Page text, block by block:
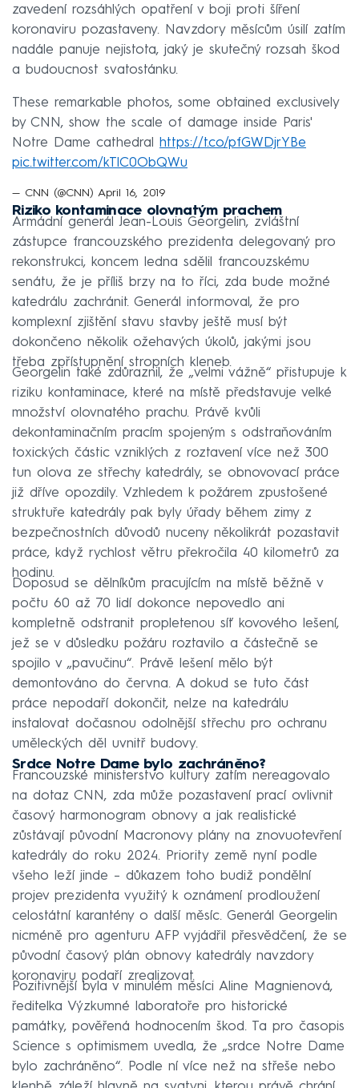
zavedení rozsáhlých opatření v boji proti šíření
koronaviru pozastaveny. Navzdory měsícům úsilí zatím
nadále panuje nejistota, jaký je skutečný rozsah škod
a budoucnost svatostánku.
These remarkable photos, some obtained exclusively
by CNN, show the scale of damage inside Paris'
Notre Dame cathedral
https://t.co/pfGWDjrYBe
pic.twitter.com/kTlC0ObQWu
— CNN (@CNN) April 16, 2019
Riziko kontaminace olovnatým prachem
Armádní generál Jean-Louis Georgelin, zvláštní
zástupce francouzského prezidenta delegovaný pro
rekonstrukci, koncem ledna sdělil francouzskému
senátu, že je příliš brzy na to říci, zda bude možné
katedrálu zachránit. Generál informoval, že pro
komplexní zjištění stavu stavby ještě musí být
dokončeno několik ožehavých úkolů, jakými jsou
třeba zpřístupnění stropních kleneb.
Georgelin také zdůraznil, že „velmi vážně“ přistupuje k
riziku kontaminace, které na místě představuje velké
množství olovnatého prachu. Právě kvůli
dekontaminačním pracím spojeným s odstraňováním
toxických částic vzniklých z roztavení více než 300
tun olova ze střechy katedrály, se obnovovací práce
již dříve opozdily. Vzhledem k požárem zpustošené
struktuře katedrály pak byly úřady během zimy z
bezpečnostních důvodů nuceny několikrát pozastavit
práce, když rychlost větru překročila 40 kilometrů za
hodinu.
Doposud se dělníkům pracujícím na místě běžně v
počtu 60 až 70 lidí dokonce nepovedlo ani
kompletně odstranit propletenou síť kovového lešení,
jež se v důsledku požáru roztavilo a částečně se
spojilo v „pavučinu“. Právě lešení mělo být
demontováno do června. A dokud se tuto část
práce nepodaří dokončit, nelze na katedrálu
instalovat dočasnou odolnější střechu pro ochranu
uměleckých děl uvnitř budovy.
Srdce Notre Dame bylo zachráněno?
Francouzské ministerstvo kultury zatím nereagovalo
na dotaz CNN, zda může pozastavení prací ovlivnit
časový harmonogram obnovy a jak realistické
zůstávají původní Macronovy plány na znovuotevření
katedrály do roku 2024. Priority země nyní podle
všeho leží jinde – důkazem toho budiž pondělní
projev prezidenta využitý k oznámení prodloužení
celostátní karantény o další měsíc. Generál Georgelin
nicméně pro agenturu AFP vyjádřil přesvědčení, že se
původní časový plán obnovy katedrály navzdory
koronaviru podaří zrealizovat.
Pozitivnější byla v minulém měsíci Aline Magnienová,
ředitelka Výzkumné laboratoře pro historické
památky, pověřená hodnocením škod. Ta pro časopis
Science s optimismem uvedla, že „srdce Notre Dame
bylo zachráněno“. Podle ní více než na střeše nebo